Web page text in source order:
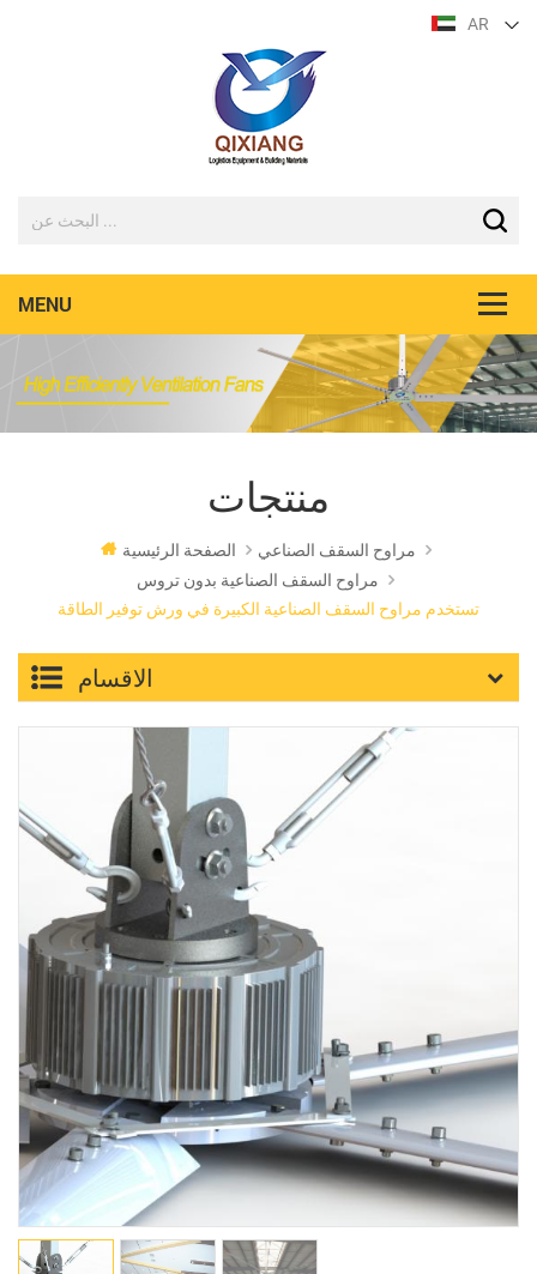
AR
منتجات
الصفحة الرئيسية
مراوح السقف الصناعي
مراوح السقف الصناعية بدون تروس
تستخدم مراوح السقف الصناعية الكبيرة في ورش توفير الطاقة
الاقسام